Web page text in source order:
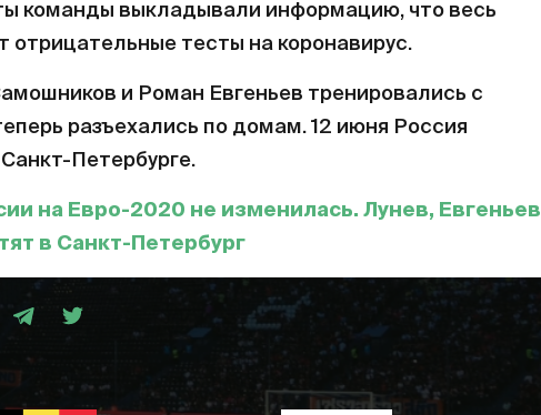
команды выкладывали информацию, что весь
отрицательные тесты на коронавирус.
и Роман Евгеньев тренировались с
разъехались по домам. 12 июня Россия
Петербурге.
на Евро-2020 не изменилась. Лунев, Евгеньев
в Санкт-Петербург